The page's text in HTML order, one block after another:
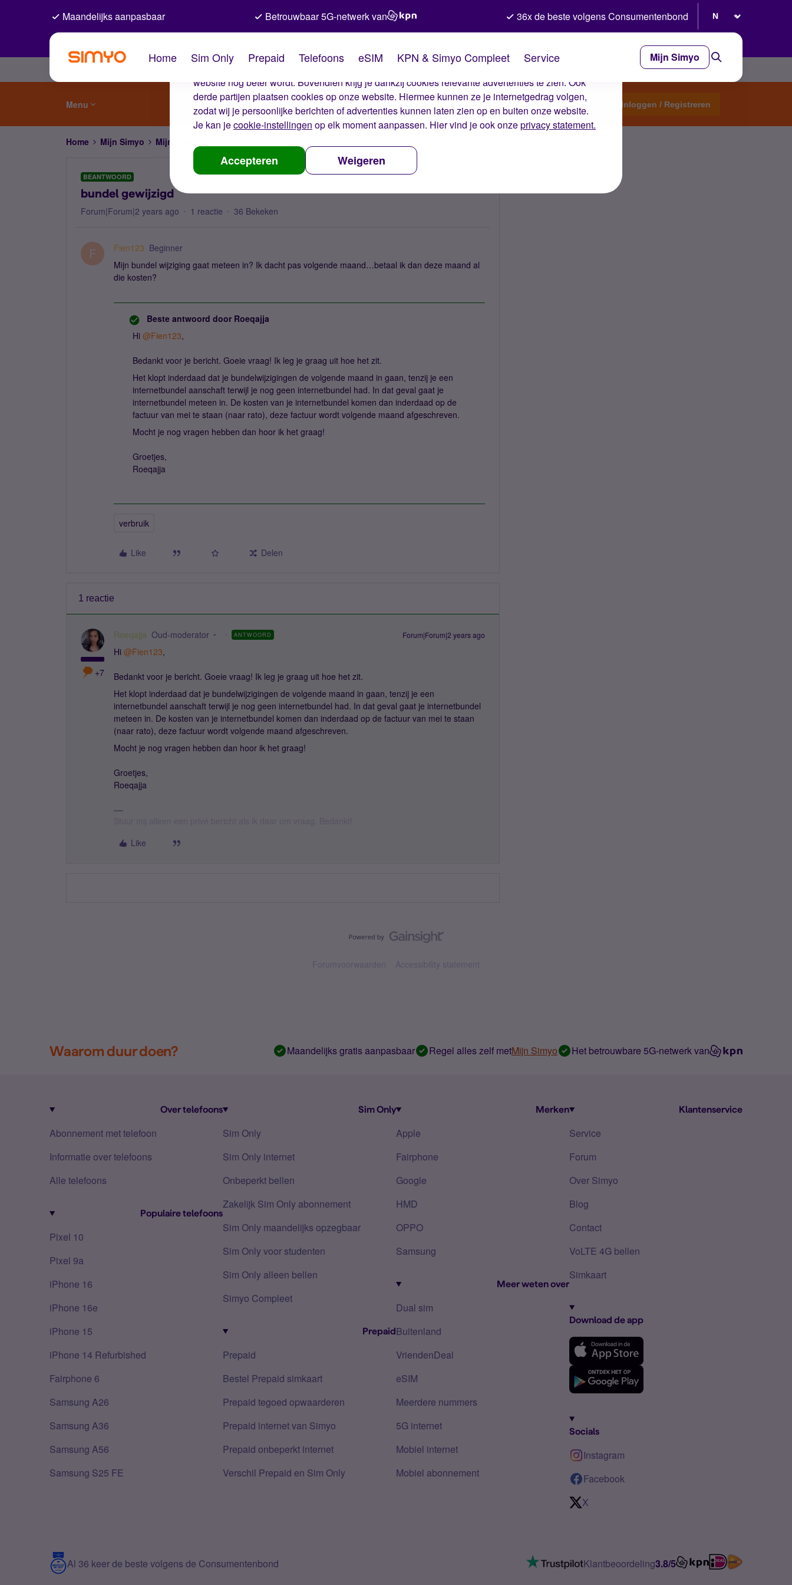
De cookies van Simyo
Wij gebruiken cookies op onze website. Met deze cookies zorgen wij ervoor dat je ervaring op de
website nog beter wordt. Bovendien krijg je dankzij cookies relevante advertenties te zien. Ook
derde partijen plaatsen cookies op onze website. Hiermee kunnen ze je internetgedrag volgen,
zodat wij je persoonlijke berichten of advertenties kunnen laten zien op en buiten onze website.
Je kan jecookie-instellingen op elk moment aanpassen. Hier vind je ook onzeprivacy statement.
Accepteren Weigeren
Maandelijks aanpasbaar Betrouwbaar 5G-netwerk van 36x de beste volgens Consumentenbond
Home Sim Only Prepaid Telefoons eSIM KPN & Simyo Compleet Service Mijn Simyo
Menu Start een topic Inloggen / Registreren
Home Mijn Simyo Mijn Simyo
BEANTWOORD
bundel gewijzigd
Forum|Forum|2 years ago 1 reactie 36 Bekeken
F Fien123 Beginner
Mijn bundel wijziging gaat meteen in? Ik dacht pas volgende maand…betaal ik dan deze maand al
die kosten?
Beste antwoord door Roeqajja
Hi @Fien123,
Bedankt voor je bericht. Goeie vraag! Ik leg je graag uit hoe het zit.
Het klopt inderdaad dat je bundelwijzigingen de volgende maand in gaan, tenzij je een
internetbundel aanschaft terwijl je nog geen internetbundel had. In dat geval gaat je
internetbundel meteen in. De kosten van je internetbundel komen dan inderdaad op de
factuur van mei te staan (naar rato), deze factuur wordt volgende maand afgeschreven.
Mocht je nog vragen hebben dan hoor ik het graag!
Groetjes,
Roeqajja
verbruik
Like Delen
1 reactie
+7
Roeqajja Oud-moderator ANTWOORD Forum|Forum|2 years ago
Hi @Fien123,
Bedankt voor je bericht. Goeie vraag! Ik leg je graag uit hoe het zit.
Het klopt inderdaad dat je bundelwijzigingen de volgende maand in gaan, tenzij je een
internetbundel aanschaft terwijl je nog geen internetbundel had. In dat geval gaat je internetbundel
meteen in. De kosten van je internetbundel komen dan inderdaad op de factuur van mei te staan
(naar rato), deze factuur wordt volgende maand afgeschreven.
Mocht je nog vragen hebben dan hoor ik het graag!
Groetjes,
Roeqajja
Like
Forumvoorwaarden Accessibility statement
Waarom duur doen? Maandelijks gratis aanpasbaar Regel alles zelf metMijn Simyo Het betrouwbare 5G-netwerk van
Over telefoons
Abonnement met telefoon
Informatie over telefoons
Alle telefoons
Populaire telefoons
Pixel 10
Pixel 9a
iPhone 16
iPhone 16e
iPhone 15
iPhone 14 Refurbished
Fairphone 6
Samsung A26
Samsung A36
Samsung A56
Samsung S25 FE
Sim Only
Sim Only
Sim Only internet
Onbeperkt bellen
Zakelijk Sim Only abonnement
Sim Only maandelijks opzegbaar
Sim Only voor studenten
Sim Only alleen bellen
Simyo Compleet
Prepaid
Prepaid
Bestel Prepaid simkaart
Prepaid tegoed opwaarderen
Prepaid internet van Simyo
Prepaid onbeperkt internet
Verschil Prepaid en Sim Only
Merken
Apple
Fairphone
Google
HMD
OPPO
Samsung
Meer weten over
Dual sim
Buitenland
VriendenDeal
eSIM
Meerdere nummers
5G internet
Mobiel internet
Mobiel abonnement
Klantenservice
Service
Forum
Over Simyo
Blog
Contact
VoLTE 4G bellen
Simkaart
Download de app
Socials
Instagram
Facebook
X
Al 36 keer de beste volgens de Consumentenbond Klantbeoordeling3.8/5